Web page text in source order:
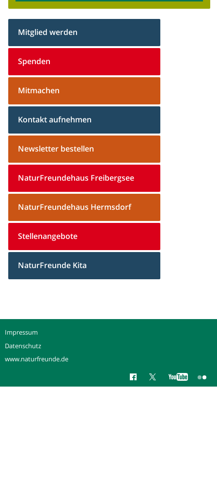
Mitglied werden
Spenden
Mitmachen
Kontakt aufnehmen
Newsletter bestellen
NaturFreundehaus Freibergsee
NaturFreundehaus Hermsdorf
Stellenangebote
NaturFreunde Kita
Impressum
Datenschutz
www.naturfreunde.de